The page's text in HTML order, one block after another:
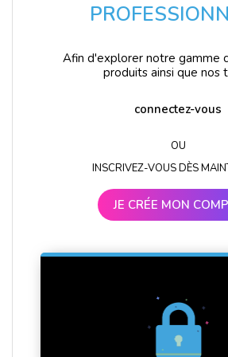
Afin d'explorer notre gamme
produits ainsi que nos
connectez-vous
OU
INSCRIVEZ-VOUS DÈS
JE CRÉE MON